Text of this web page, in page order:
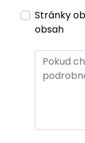
Stránky
obsah